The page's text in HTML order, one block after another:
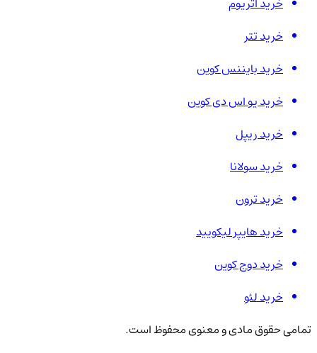
خرید تتر
خرید بایننس کوین
خرید یو اس دی کوین
خرید ریپل
خرید سولانا
خرید ترون
خرید هایپر لیکویید
خرید دوج کوین
خرید لئو
تمامی حقوق مادی و معنوی محفوظ است.